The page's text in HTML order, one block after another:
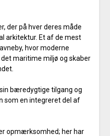
der på hver deres måde
arkitektur. Et af de mest
hvor moderne
maritime miljø og skaber
bæredygtige tilgang og
som en integreret del af
opmærksomhed; her har